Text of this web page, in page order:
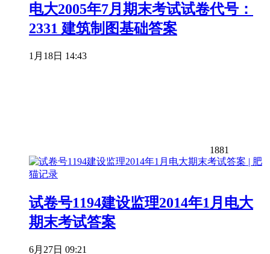
电大2005年7月期末考试试卷代号：
2331 建筑制图基础答案
1月18日 14:43
1881
试卷号1194建设监理2014年1月电大
期末考试答案
6月27日 09:21